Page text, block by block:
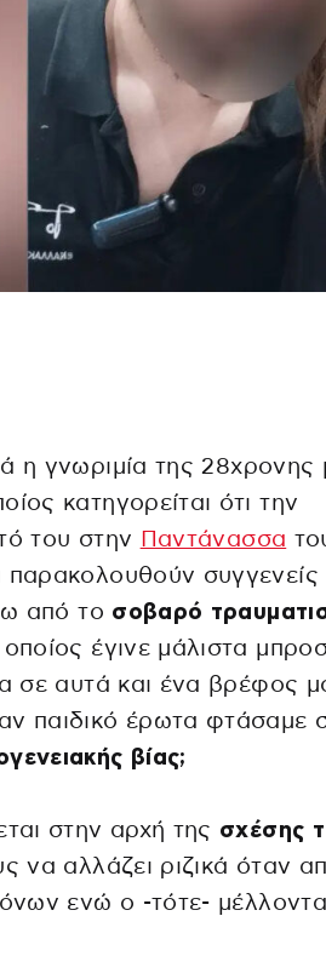
η γνωριμία της 28χρονης
κατηγορείται ότι την
του στην Παντάνασσα
παρακολουθούν συγγενείς
από το σοβαρό
έγινε μάλιστα
σε αυτά και ένα βρέφος
παιδικό έρωτα φτάσαμε
βίας;
στην αρχή της σχέσης
να αλλάζει ριζικά όταν
ενώ ο -τότε-